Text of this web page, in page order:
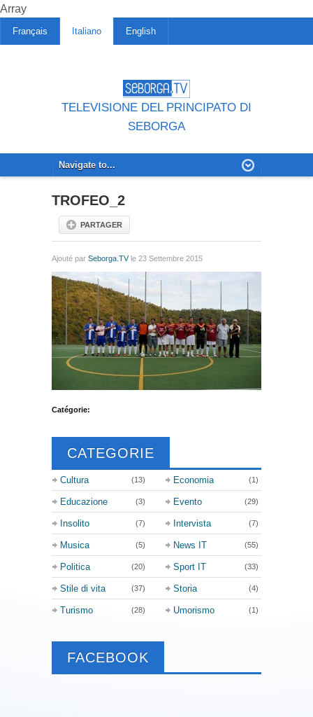
Array
Français Italiano English
TELEVISIONE DEL PRINCIPATO DI
SEBORGA
TROFEO_2
PARTAGER
Ajouté par Seborga.TV le 23 Settembre 2015
Catégorie:
CATEGORIE
Cultura (13) Economia (1)
Educazione (3) Evento (29)
Insolito (7) Intervista (7)
Musica (5) News IT (55)
Politica (20) Sport IT (33)
Stile di vita (37) Storia (4)
Turismo (28) Umorismo (1)
FACEBOOK